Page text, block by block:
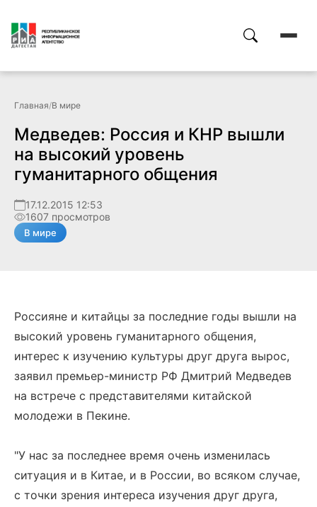
Главная/В мире
Медведев: Россия и КНР вышли
на высокий уровень
гуманитарного общения
17.12.2015 12:53
1607 просмотров
В мире
Россияне и китайцы за последние годы вышли на
высокий уровень гуманитарного общения,
интерес к изучению культуры друг друга вырос,
заявил премьер-министр РФ Дмитрий Медведев
на встрече с представителями китайской
молодежи в Пекине.
"У нас за последнее время очень изменилась
ситуация и в Китае, и в России, во всяком случае,
с точки зрения интереса изучения друг друга,